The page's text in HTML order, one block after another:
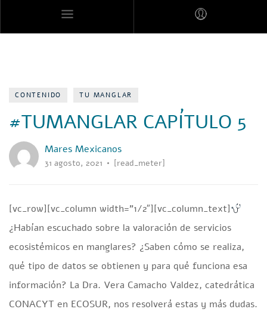
CONTENIDO TU MANGLAR
#TUMANGLAR CAPÍTULO 5
Mares Mexicanos
31 agosto, 2021 [read_meter]
[vc_row][vc_column width=”1/2″][vc_column_text]
¿Habían escuchado sobre la valoración de servicios
ecosistémicos en manglares? ¿Saben cómo se realiza,
qué tipo de datos se obtienen y para qué funciona esa
información? La Dra. Vera Camacho Valdez, catedrática
CONACYT en ECOSUR, nos resolverá estas y más dudas.